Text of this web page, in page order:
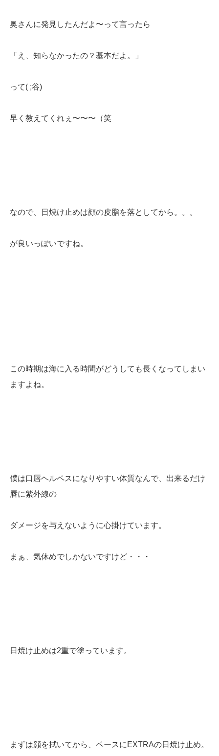
奥さんに発見したんだよ〜って言ったら
「え、知らなかったの？基本だよ。」
って( ;谷)
早く教えてくれぇ〜〜〜（笑
なので、日焼け止めは顔の皮脂を落としてから。。。
が良いっぽいですね。
この時期は海に入る時間がどうしても長くなってしまい
ますよね。
僕は口唇ヘルペスになりやすい体質なんで、出来るだけ
唇に紫外線の
ダメージを与えないように心掛けています。
まぁ、気休めでしかないですけど・・・
日焼け止めは2重で塗っています。
まずは顔を拭いてから、ベースにEXTRAの日焼け止め。